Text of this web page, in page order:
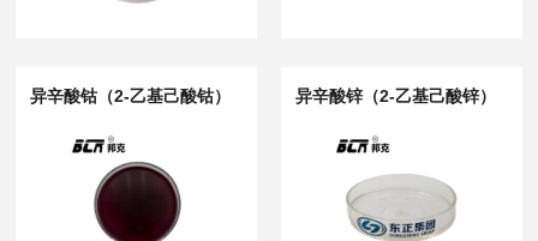
异辛酸钴（2-乙基己酸钴） 异辛酸锌（2-乙基己酸锌）